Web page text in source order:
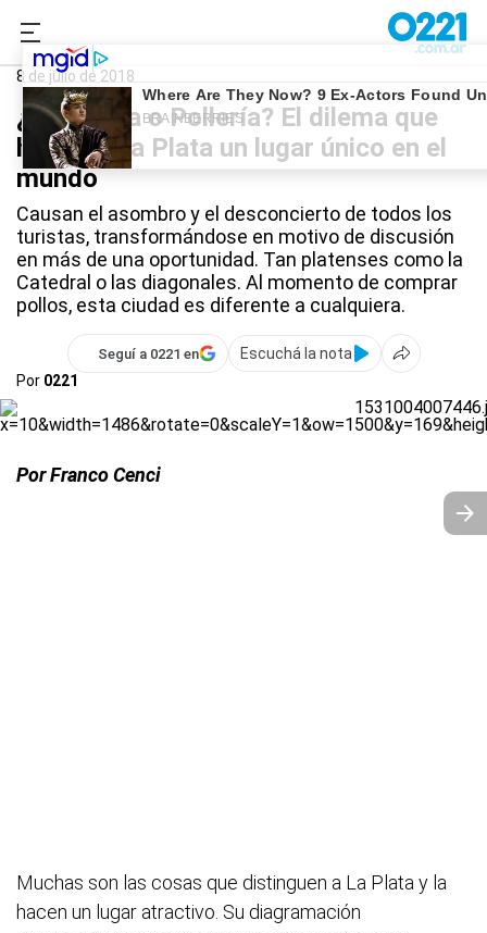
0221.com.ar
8 de julio de 2018
¿Pollajería o Pollería? El dilema que
hace de La Plata un lugar único en el
mundo
Causan el asombro y el desconcierto de todos los
turistas, transformándose en motivo de discusión
en más de una oportunidad. Tan platenses como la
Catedral o las diagonales. Al momento de comprar
pollos, esta ciudad es diferente a cualquiera.
Seguí a 0221 en
Escuchá la nota
Por 0221
Por Franco Cenci
Muchas son las cosas que distinguen a La Plata y la
hacen un lugar atractivo. Su diagramación